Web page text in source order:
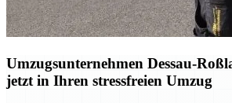
Umzugsunternehmen Dessau-
jetzt in Ihren stressfreien Umzug